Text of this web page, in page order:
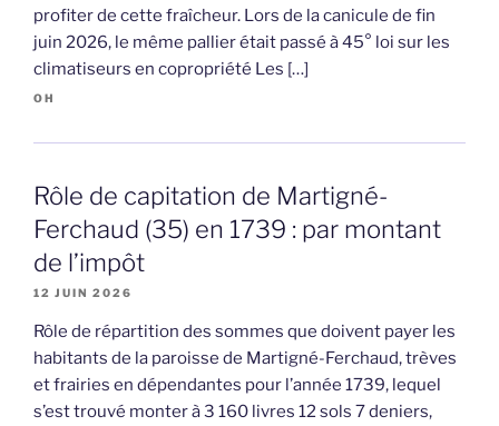
profiter de cette fraîcheur. Lors de la canicule de fin
juin 2026, le même pallier était passé à 45° loi sur les
climatiseurs en copropriété Les […]
OH
Rôle de capitation de Martigné-
Ferchaud (35) en 1739 : par montant
de l’impôt
12 JUIN 2026
Rôle de répartition des sommes que doivent payer les
habitants de la paroisse de Martigné-Ferchaud, trèves
et frairies en dépendantes pour l’année 1739, lequel
s’est trouvé monter à 3 160 livres 12 sols 7 deniers,